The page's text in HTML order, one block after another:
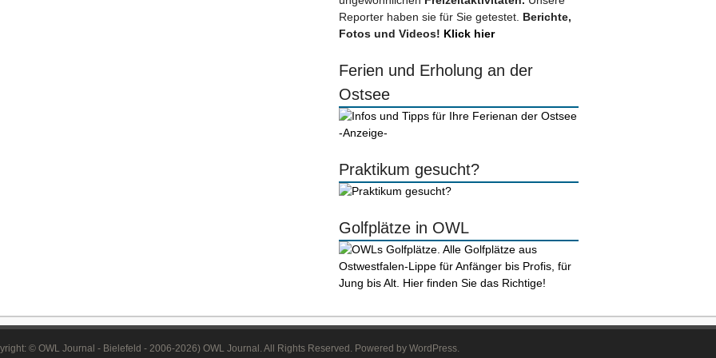
Reporter haben sie für Sie getestet. Berichte,
Fotos und Videos! Klick hier
Ferien und Erholung an der
Ostsee
-Anzeige-
Praktikum gesucht?
Golfplätze in OWL
© OWL Journal - Bielefeld - 2006-2026) OWL Journal. All Rights Reserved. Powered by WordPress.